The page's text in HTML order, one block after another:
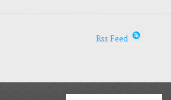
Rss Feed